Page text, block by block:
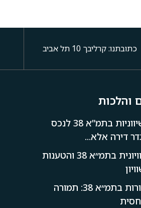
כתובתנו: קרליבך 10 תל אביב
והלכות
תמורות שיווניות בתמ”א 38 לנכס
דירה אלא...
תמורה שוויונית בתמ״א 38 והטענות
שוויון תמורות בתמ״א 38: תמורה